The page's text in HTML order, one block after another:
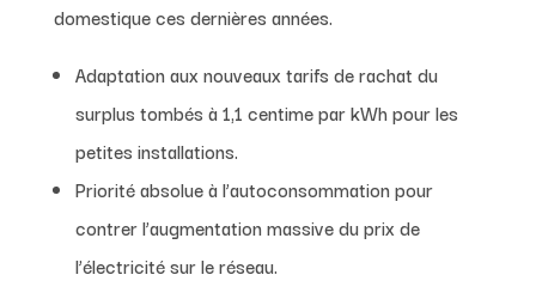
domestique ces dernières années.
Adaptation aux nouveaux tarifs de rachat du
surplus tombés à 1,1 centime par kWh pour les
petites installations.
Priorité absolue à l’autoconsommation pour
contrer l’augmentation massive du prix de
l’électricité sur le réseau.